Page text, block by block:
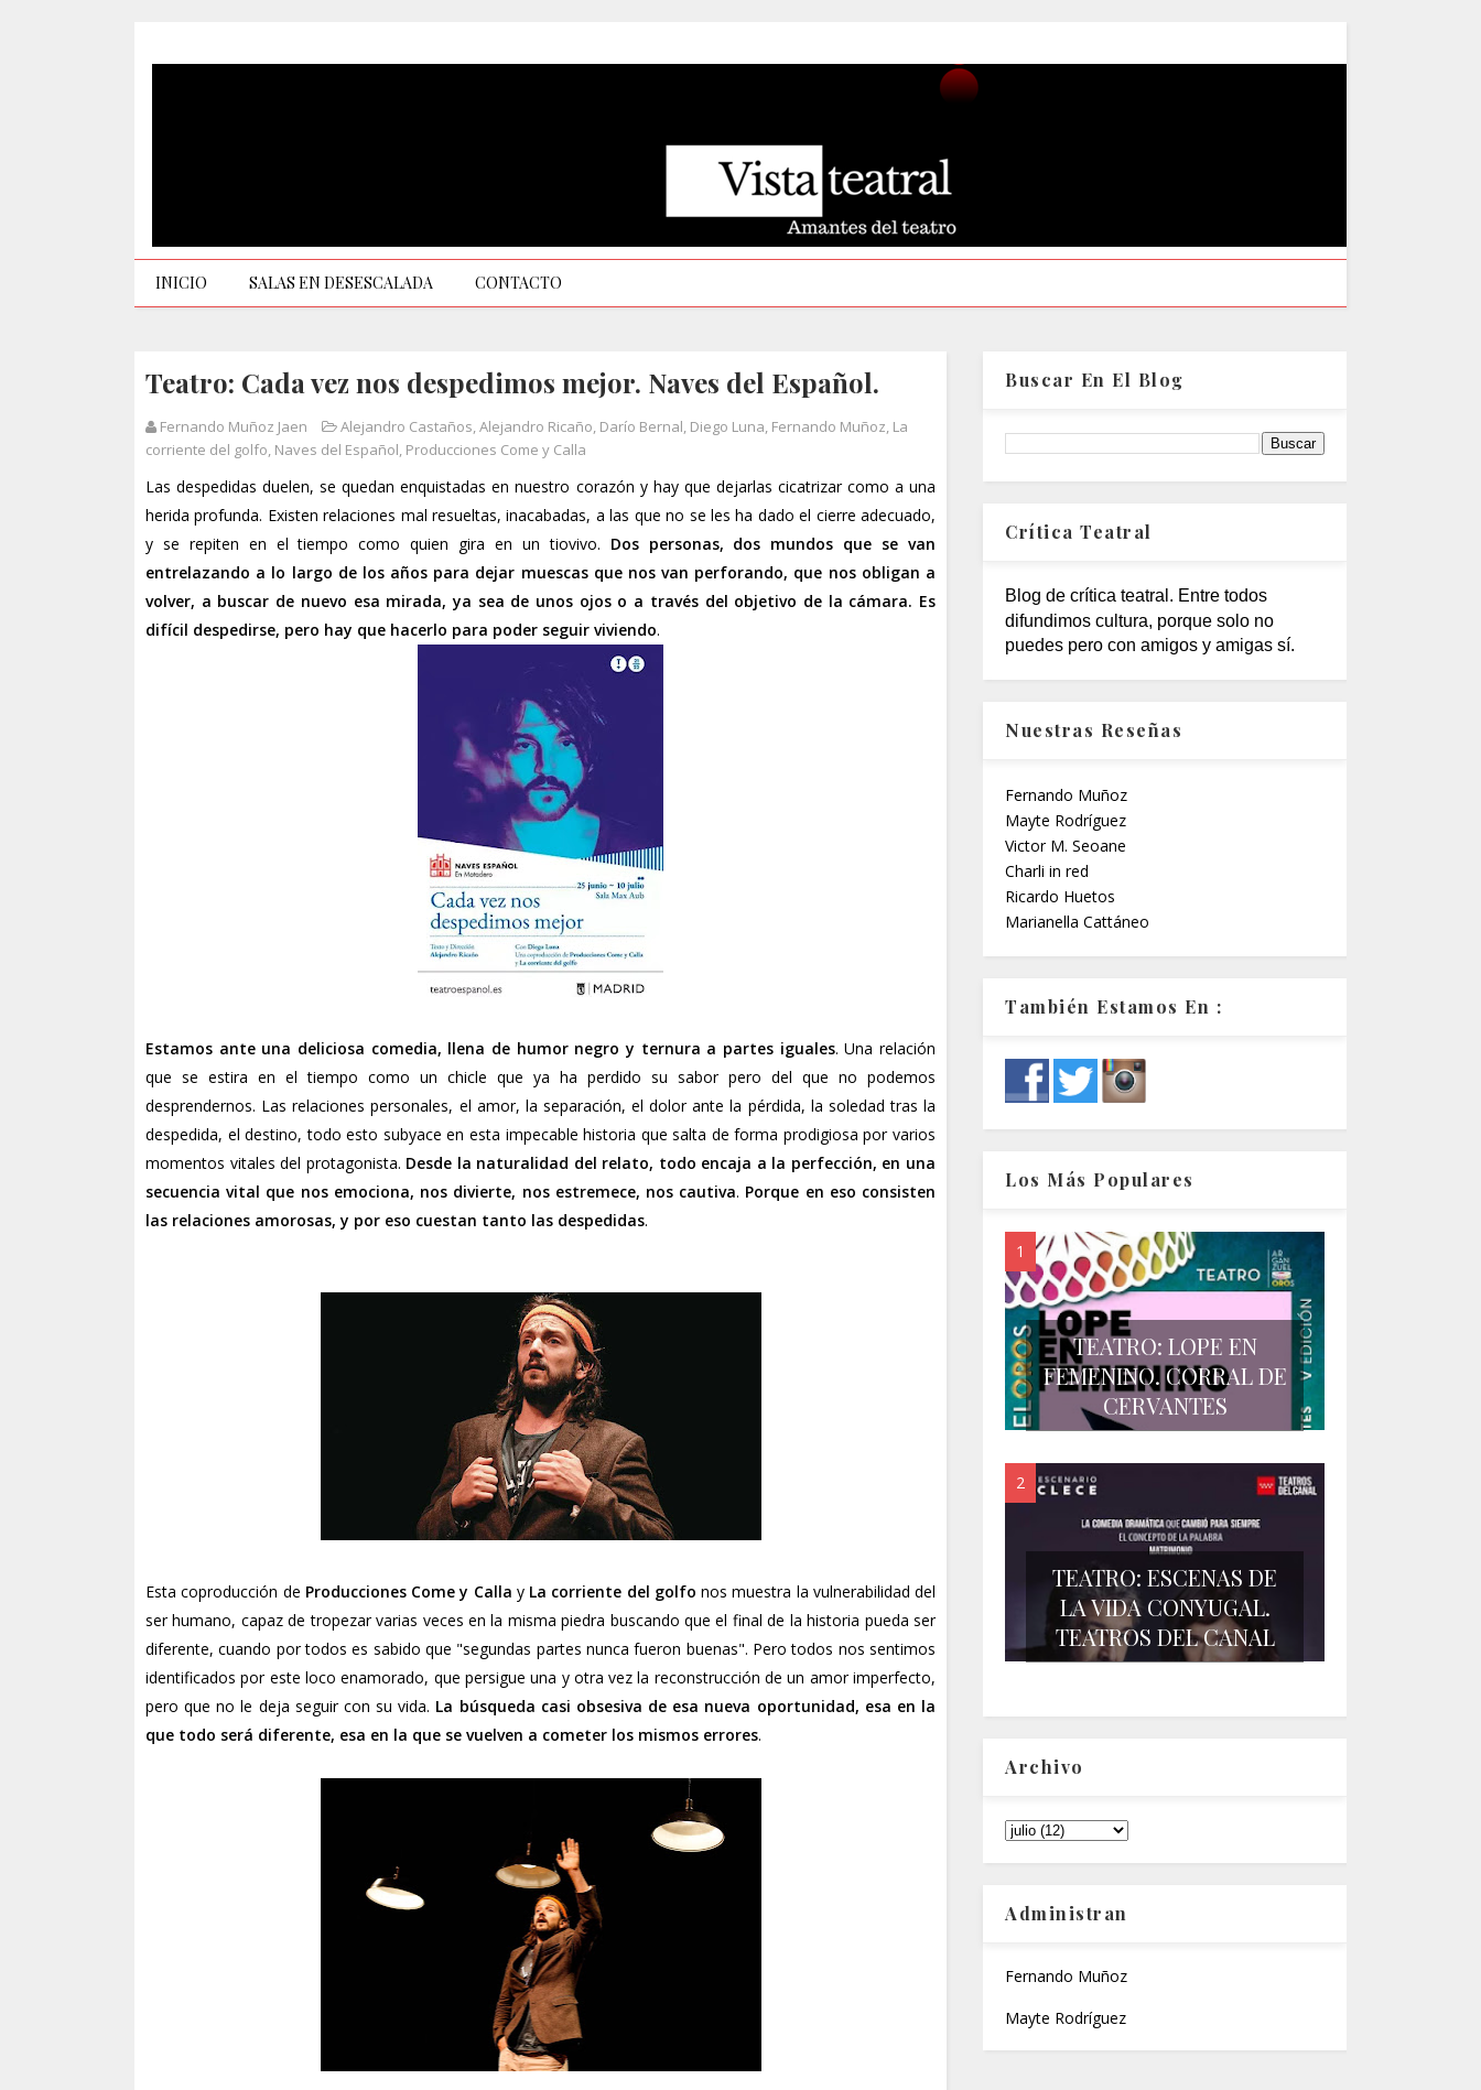
INICIO SALAS EN DESESCALADA CONTACTO
Teatro: Cada vez nos despedimos mejor. Naves del Español.
Fernando Muñoz Jaen Alejandro Castaños,Alejandro Ricaño, Darío Bernal, Diego Luna, Fernando Muñoz, La
corriente del golfo, Naves del Español, Producciones Come y Calla
Las despedidas duelen, se quedan enquistadas en nuestro corazón y hay que dejarlas cicatrizar como a una
herida profunda. Existen relaciones mal resueltas, inacabadas, a las que no se les ha dado el cierre adecuado,
y se repiten en el tiempo como quien gira en un tiovivo. Dos personas, dos mundos que se van
entrelazando a lo largo de los años para dejar muescas que nos van perforando, que nos obligan a
volver, a buscar de nuevo esa mirada, ya sea de unos ojos o a través del objetivo de la cámara. Es
difícil despedirse, pero hay que hacerlo para poder seguir viviendo.
Estamos ante una deliciosa comedia, llena de humor negro y ternura a partes iguales. Una relación
que se estira en el tiempo como un chicle que ya ha perdido su sabor pero del que no podemos
desprendernos. Las relaciones personales, el amor, la separación, el dolor ante la pérdida, la soledad tras la
despedida, el destino, todo esto subyace en esta impecable historia que salta de forma prodigiosa por varios
momentos vitales del protagonista. Desde la naturalidad del relato, todo encaja a la perfección, en una
secuencia vital que nos emociona, nos divierte, nos estremece, nos cautiva. Porque en eso consisten
las relaciones amorosas, y por eso cuestan tanto las despedidas.
Esta coproducción de Producciones Come y Calla y La corriente del golfo nos muestra la vulnerabilidad del
ser humano, capaz de tropezar varias veces en la misma piedra buscando que el final de la historia pueda ser
diferente, cuando por todos es sabido que "segundas partes nunca fueron buenas". Pero todos nos sentimos
identificados por este loco enamorado, que persigue una y otra vez la reconstrucción de un amor imperfecto,
pero que no le deja seguir con su vida. La búsqueda casi obsesiva de esa nueva oportunidad, esa en la
que todo será diferente, esa en la que se vuelven a cometer los mismos errores.
Buscar En El Blog
Crítica Teatral
Blog de crítica teatral. Entre todos
difundimos cultura, porque solo no
puedes pero con amigos y amigas sí.
Nuestras Reseñas
Fernando Muñoz
Mayte Rodríguez
Victor M. Seoane
Charli in red
Ricardo Huetos
Marianella Cattáneo
También Estamos En :
Los Más Populares
TEATRO: LOPE EN
FEMENINO. CORRAL DE
CERVANTES
TEATRO: ESCENAS DE
LA VIDA CONYUGAL.
TEATROS DEL CANAL
Archivo
Administran
Fernando Muñoz
Mayte Rodríguez